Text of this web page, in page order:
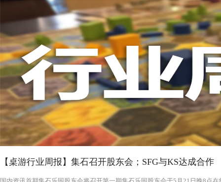
【桌游行业周报】集石召开股东会；SFG与KS达成合作